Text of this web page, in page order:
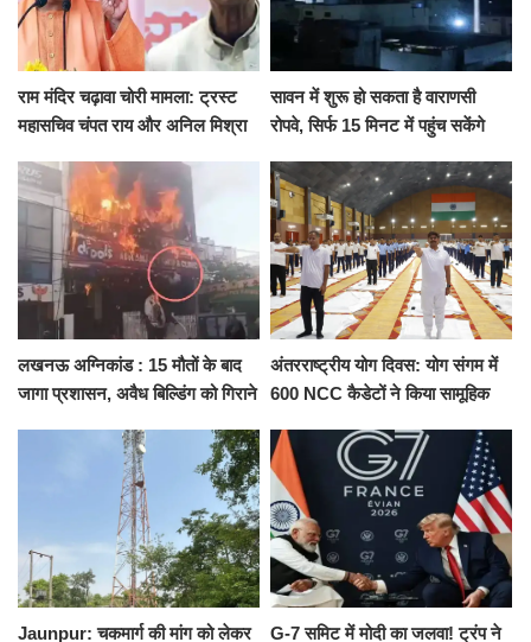
राम मंदिर चढ़ावा चोरी मामला: ट्रस्ट
महासचिव चंपत राय और अनिल मिश्रा
को नहीं...
सावन में शुरू हो सकता है वाराणसी
रोपवे, सिर्फ 15 मिनट में पहुंच सकेंगे
किराया
लखनऊ अग्निकांड : 15 मौतों के बाद
जागा प्रशासन, अवैध बिल्डिंग को गिराने
अंतरराष्ट्रीय योग दिवस: योग संगम में
600 NCC कैडेटों ने किया सामूहिक
संकल्प
Jaunpur: चकमार्ग की मांग को लेकर G-7 समिट में मोदी का जलवा! ट्रंप ने